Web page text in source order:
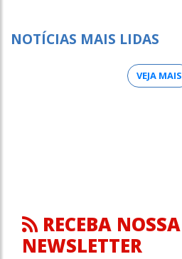
NOTÍCIAS MAIS LIDAS
VEJA MAIS
RECEBA NOSSA
NEWSLETTER